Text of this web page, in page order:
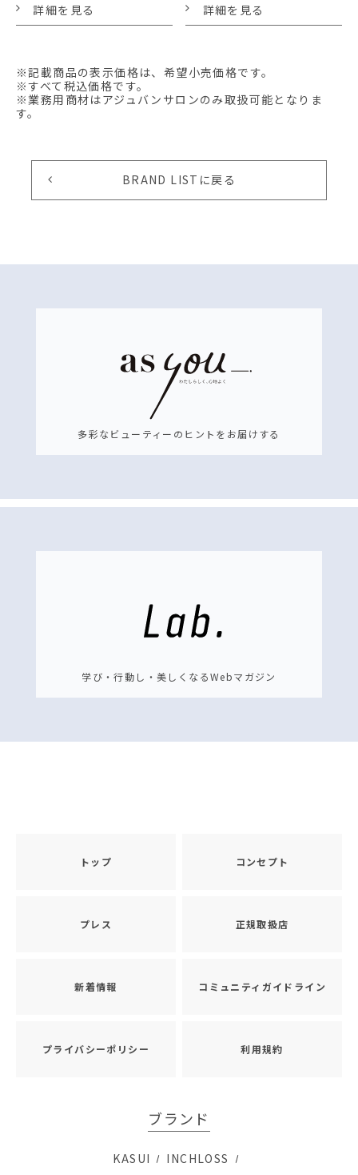
詳細を見る 詳細を見る
※記載商品の表示価格は、希望小売価格です。
※すべて税込価格です。
※業務用商材はアジュバンサロンのみ取扱可能となりま
す。
BRAND LISTに戻る
多彩なビューティーのヒントをお届けする
学び・行動し・美しくなるWebマガジン
トップ コンセプト
プレス 正規取扱店
新着情報 コミュニティガイドライン
プライバシーポリシー 利用規約
ブランド
KASUI
INCHLOSS